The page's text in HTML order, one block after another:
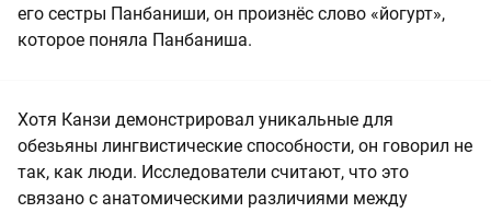
его сестры Панбаниши, он произнёс слово «йогурт»,
которое поняла Панбаниша.
Хотя Канзи демонстрировал уникальные для
обезьяны лингвистические способности, он говорил не
так, как люди. Исследователи считают, что это
связано с анатомическими различиями между